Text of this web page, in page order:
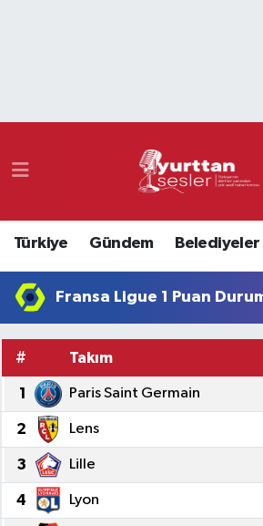
Türkiye Gündem Belediyeler
Fransa Ligue 1 Puan
# Takım
1 Paris Saint Germain
2 Lens
3 Lille
4 Lyon
Namaz Vakitleri
Süper Lig Puan Durumu ve
Tüm Manşetler
Haber Arşivi